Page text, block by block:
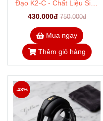
Đạo K2-C - Chất Liệu Siêu
Nhẹ, Tàng Hình Qua Cổng
430.000đ 750.000đ
Mua ngay
Thêm giỏ hàng
-43%